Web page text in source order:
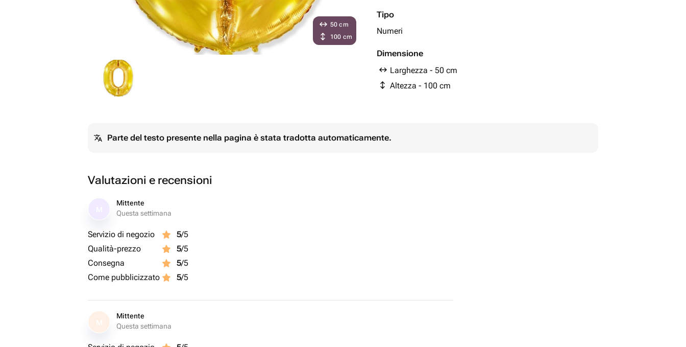
Tipo
Numeri
Dimensione
Larghezza - 50 cm
Altezza - 100 cm
50 cm
100 cm
Parte del testo presente nella pagina è stata tradotta automaticamente.
Valutazioni e recensioni
Mittente
Questa settimana
Servizio di negozio 5/5
Qualità-prezzo
5/5
Consegna
5/5
Come pubblicizzato
5/5
M
Mittente
Questa settimana